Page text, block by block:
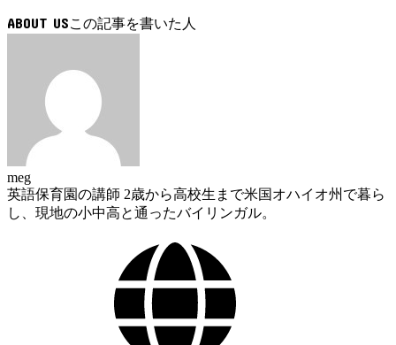
ABOUT US
meg
英語保育園の講師 2歳から高校生まで米国オハイオ州で暮ら
し、現地の小中高と通ったバイリンガル。